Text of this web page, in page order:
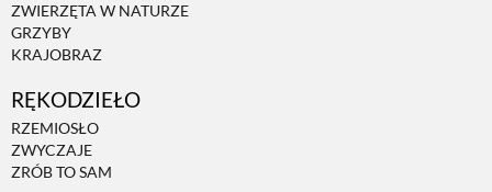
ZWIERZĘTA W NATURZE
GRZYBY
KRAJOBRAZ
RĘKODZIEŁO
RZEMIOSŁO
ZWYCZAJE
ZRÓB TO SAM